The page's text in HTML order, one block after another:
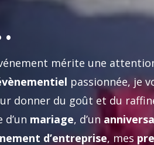
mérite une
passionnée, je
donner du goût et du
mariage, d’un
d’entreprise, mes